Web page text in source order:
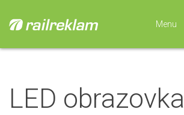
Menu
LED obrazovka